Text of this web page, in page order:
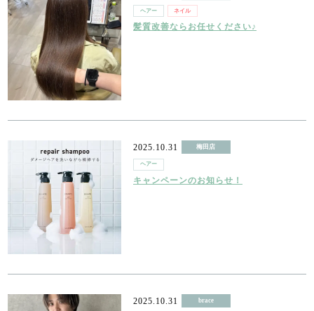
ヘアー ネイル
髪質改善ならお任せください♪
2025.10.31 梅田店
ヘアー
キャンペーンのお知らせ！
2025.10.31 brace